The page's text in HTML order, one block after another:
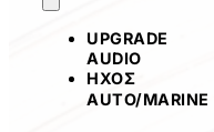
UPGRADE
AUDIO
ΗΧΟΣ
ΑUTO/MARINE